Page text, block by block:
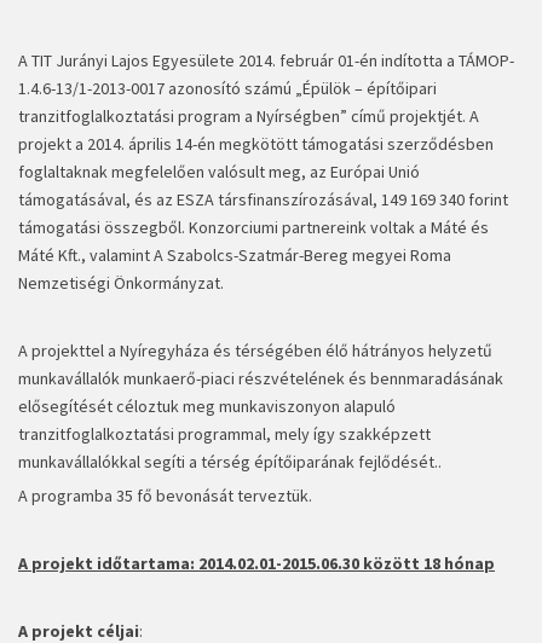
A TIT Jurányi Lajos Egyesülete 2014. február 01-én indította a TÁMOP-
1.4.6-13/1-2013-0017 azonosító számú „Épülök – építőipari
tranzitfoglalkoztatási program a Nyírségben” című projektjét. A
projekt a 2014. április 14-én megkötött támogatási szerződésben
foglaltaknak megfelelően valósult meg, az Európai Unió
támogatásával, és az ESZA társfinanszírozásával, 149 169 340 forint
támogatási összegből. Konzorciumi partnereink voltak a Máté és
Máté Kft., valamint A Szabolcs-Szatmár-Bereg megyei Roma
Nemzetiségi Önkormányzat.
A projekttel a Nyíregyháza és térségében élő hátrányos helyzetű
munkavállalók munkaerő-piaci részvételének és bennmaradásának
elősegítését céloztuk meg munkaviszonyon alapuló
tranzitfoglalkoztatási programmal, mely így szakképzett
munkavállalókkal segíti a térség építőiparának fejlődését..
A programba 35 fő bevonását terveztük.
A projekt időtartama: 2014.02.01-2015.06.30 között 18 hónap
A projekt céljai: